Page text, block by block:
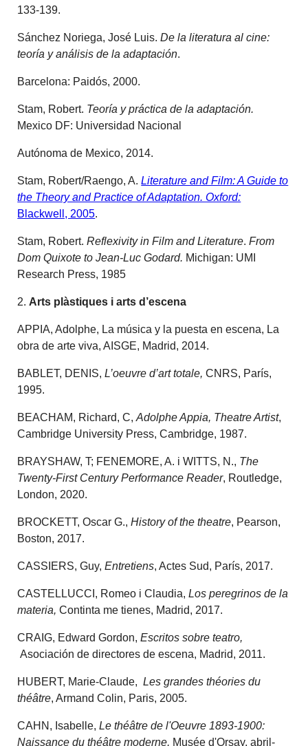
133-139.
Sánchez Noriega, José Luis.De la literatura al cine:
teoría y análisis de la adaptación.
Barcelona: Paidós, 2000.
Stam, Robert. Teoría y práctica de la adaptación.
Mexico DF: Universidad Nacional
Autónoma de Mexico, 2014.
Stam, Robert/Raengo, A.Literature and Film: A Guide to
the Theory and Practice of Adaptation. Oxford:
Blackwell, 2005.
Stam, Robert.Reflexivity in Film and Literature.From
Dom Quixote to Jean-Luc Godard. Michigan: UMI
Research Press, 1985
2. Arts plàstiques i arts d’escena
APPIA, Adolphe, La música y la puesta en escena, La
obra de arte viva, AISGE, Madrid, 2014.
BABLET, DENIS,L’oeuvre d’art totale,CNRS, París,
1995.
BEACHAM, Richard, C,Adolphe Appia, Theatre Artist,
Cambridge University Press, Cambridge, 1987.
BRAYSHAW, T; FENEMORE, A. i WITTS, N., The
Twenty-First Century Performance Reader, Routledge,
London, 2020.
BROCKETT, Oscar G.,History of the theatre, Pearson,
Boston, 2017.
CASSIERS, Guy,Entretiens, Actes Sud, París, 2017.
CASTELLUCCI, Romeo i Claudia,Los peregrinos de la
materia,Continta me tienes, Madrid, 2017.
CRAIG, Edward Gordon,Escritos sobre teatro,
Asociación de directores de escena, Madrid, 2011.
HUBERT, Marie-Claude, Les grandes théories du
théâtre, Armand Colin, Paris, 2005.
CAHN, Isabelle,Le théâtre de l'Oeuvre 1893-1900:
Naissance du théâtre moderne, Musée d'Orsay, abril-